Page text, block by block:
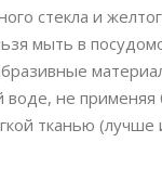
стекла и
мыть в
воде, не
тканью